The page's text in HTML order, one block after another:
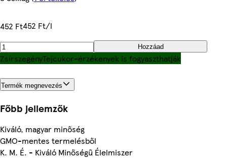
452 Ft452 Ft/l
Hozzáad
ZsírszegényTejcukor-érzékenyek is fogyaszthatják
Termék megnevezés
Főbb jellemzők
Kiváló, magyar minőség
GMO-mentes termelésből
K. M. É. - Kiváló Minőségű Élelmiszer